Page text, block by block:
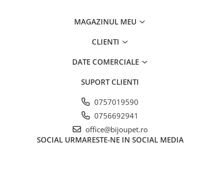
MAGAZINUL MEU
CLIENTI
DATE COMERCIALE
SUPORT CLIENTI
0757019590
0756692941
office@bijoupet.ro
SOCIAL URMARESTE-NE IN SOCIAL MEDIA